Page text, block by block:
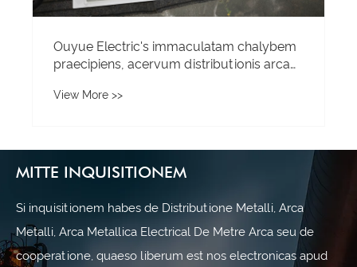
Ouyue Electric's immaculatam chalybem
praecipiens, acervum distributionis arca
scissurae structurae aptae ad altum
View More >>
MITTE INQUISITIONEM
Si inquisitionem habes de Distributione Metalli, Arca
Metalli, Arca Metallica Electrical De Metre Arca seu de
cooperatione, quaeso liberum est nos electronicas apud